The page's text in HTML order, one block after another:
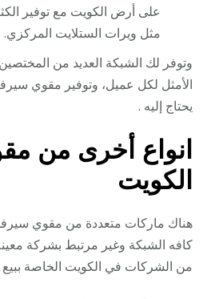
على أرض الكويت مع توفير
مثل ويرات الستلايت المركزي.
وتوفر لك الشبكة العديد من
الأمثل لكل عميل، وتوفير مقوي
يحتاج إليه .
انواع أخرى من
الكويت
هناك ماركات متعددة من مقوي
كافه الشبكة وغير مرتبط بشركة
من الشركات في الكويت الخاصة ببيع